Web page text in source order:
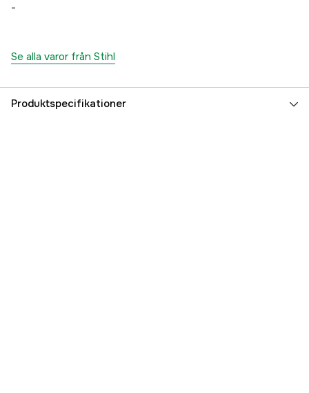
-
Se alla varor från Stihl
Produktspecifikationer